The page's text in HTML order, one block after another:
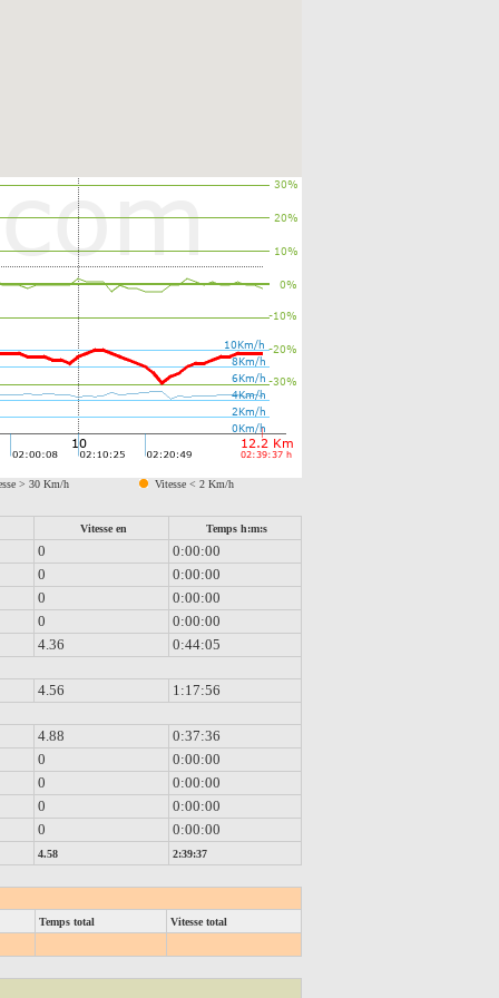
> 30 Km/h Vitesse < 2 Km/h
Vitesse en Temps h:m:s
0
0:00:00
0
0:00:00
0
0:00:00
0
0:00:00
4.36
0:44:05
4.56 1:17:56
4.88
0:37:36
0
0:00:00
0
0:00:00
0
0:00:00
0
0:00:00
4.58 2:39:37
Temps total Vitesse total